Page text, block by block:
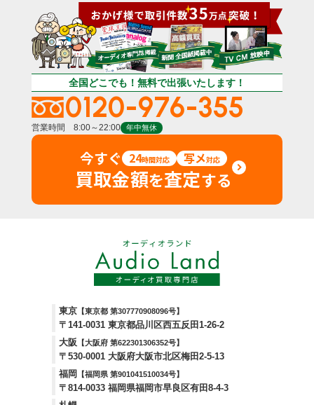
全国どこでも！無料で出張いたします！
0120-976-355
営業時間 8:00～22:00 年中無休
今すぐ 24時間対応 写メ対応
買取金額を査定する
東京 【東京都 第307770908096号】
〒141-0031 東京都品川区西五反田1-26-2
大阪
【大阪府 第622301306352号】
〒530-0001 大阪府大阪市北区梅田2-5-13
福岡
【福岡県 第901041510034号】
〒814-0033 福岡県福岡市早良区有田8-4-3